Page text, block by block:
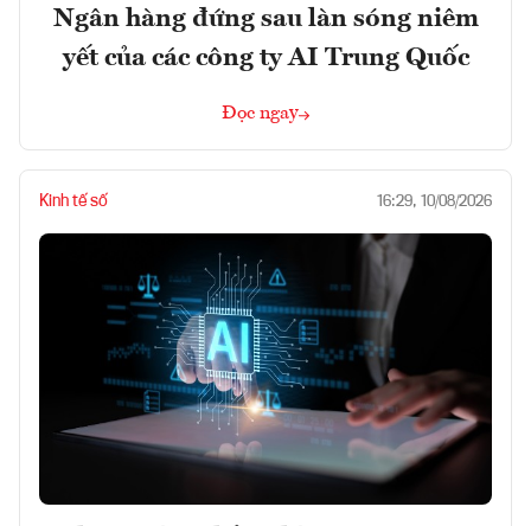
Ngân hàng đứng sau làn sóng niêm
yết của các công ty AI Trung Quốc
Đọc ngay
Kinh tế số 16:29, 10/08/2026